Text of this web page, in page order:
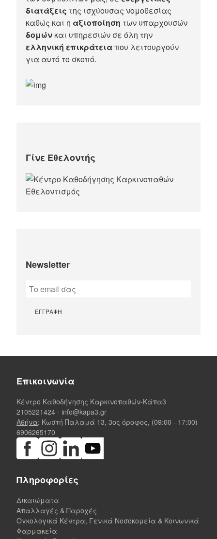
διατάξεις της ισχύουσας νομοθεσίας
καθώς και η αξιοποίηση των υπαρχουσών
δομών και υπηρεσιών σε όλη την
ελληνική επικράτειαπου λειτουργούν
για αυτό το σκοπό.​
Γίνε Εθελοντής
Newsletter
Επικοινωνία
Κέντρο Καθοδήγησης Καρκινοπαθών-Κάπα3
2105221424 - info@kapa3.gr
Αθήνα: Κωστή Παλαμά 13, 3ος όροφος, (09:00 - 17:00)
6906265170
Πληροφορίες
Δικαιώματα
Απαλλαγές & Παροχές
Ογκολογικά Κέντρα, Γενικά Νοσοκομεία & Κοινωνικά
Φαρμακεία